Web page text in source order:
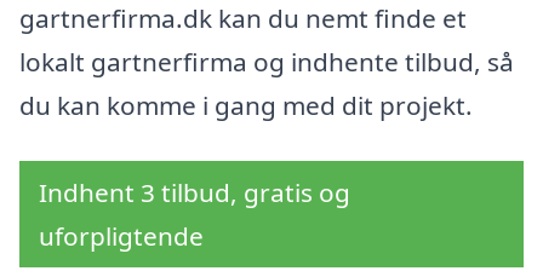
gartnerfirma.dk kan du nemt finde et
lokalt gartnerfirma og indhente tilbud, så
du kan komme i gang med dit projekt.
Indhent 3 tilbud, gratis og
uforpligtende